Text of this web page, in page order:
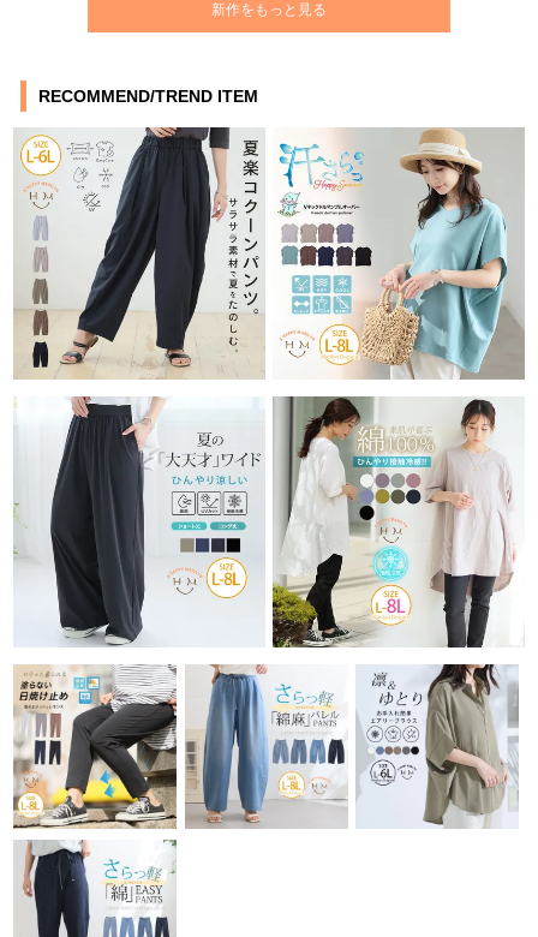
新作をもっと見る
RECOMMEND/TREND ITEM